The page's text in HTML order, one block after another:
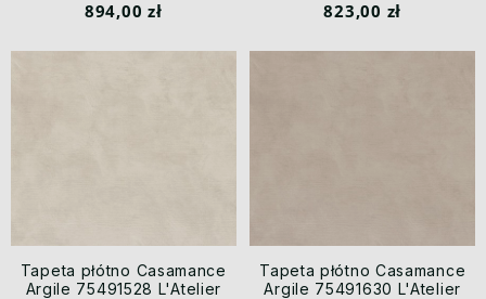
894,00 zł 823,00 zł
Tapeta płótno Casamance
Argile 75491528 L'Atelier
Tapeta płótno Casamance
Argile 75491630 L'Atelier